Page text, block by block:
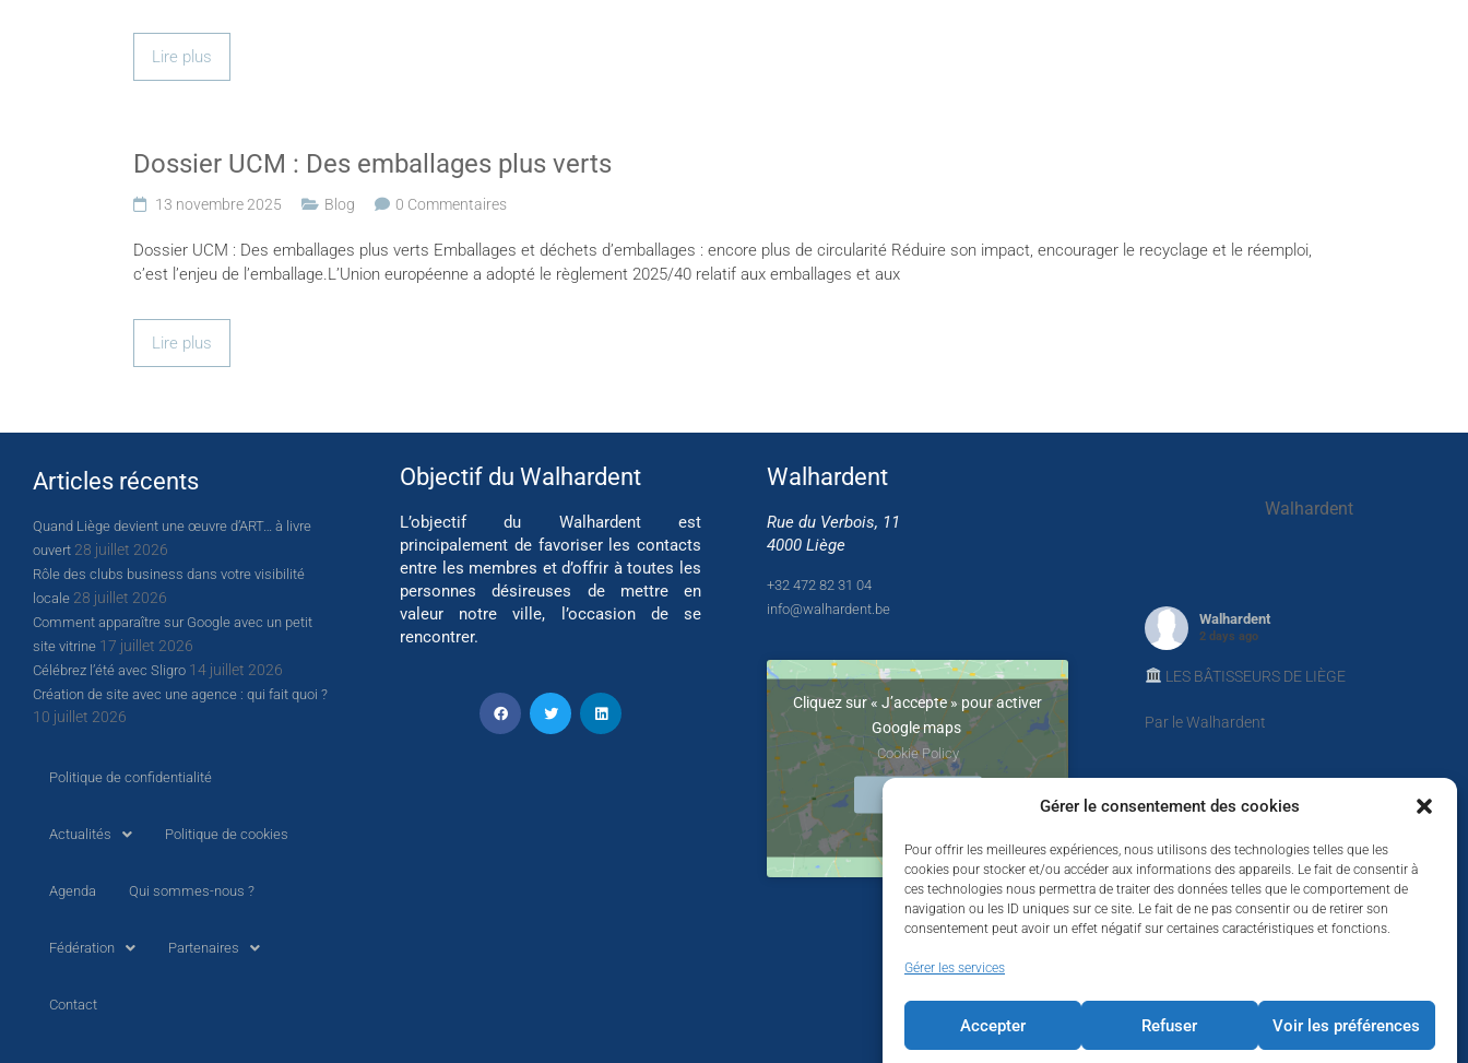
Gérer le consentement des cookies
Pour offrir les meilleures expériences, nous utilisons des technologies telles que les
cookies pour stocker et/ou accéder aux informations des appareils. Le fait de consentir à
ces technologies nous permettra de traiter des données telles que le comportement de
navigation ou les ID uniques sur ce site. Le fait de ne pas consentir ou de retirer son
consentement peut avoir un effet négatif sur certaines caractéristiques et fonctions.
Gérer les services
Accepter Refuser Voir les préférences
Lire plus
Dossier UCM : Des emballages plus verts
13 novembre 2025 Blog 0 Commentaires
Dossier UCM : Des emballages plus verts Emballages et déchets d’emballages : encore plus de circularité Réduire son impact, encourager le recyclage et le réemploi,
c’est l’enjeu de l’emballage.L’Union européenne a adopté le règlement 2025/40 relatif aux emballages et aux
Lire plus
Articles récents
Quand Liège devient une œuvre d’ART… à livre
ouvert 28 juillet 2026
Rôle des clubs business dans votre visibilité
locale 28 juillet 2026
Comment apparaître sur Google avec un petit
site vitrine 17 juillet 2026
Célébrez l’été avec Sligro 14 juillet 2026
Création de site avec une agence : qui fait quoi ?
10 juillet 2026
Politique de confidentialité
Actualités Politique de cookies
Agenda Qui sommes-nous ?
Fédération Partenaires
Contact
Objectif du Walhardent
L’objectif du Walhardent est
principalement de favoriser les contacts
entre les membres et d’offrir à toutes les
personnes désireuses de mettre en
valeur notre ville, l’occasion de se
rencontrer.
Walhardent
Rue du Verbois, 11
4000 Liège
+32 472 82 31 04
info@walhardent.be
Cliquez sur « J’accepte » pour activer
Google maps
Cookie Policy
J’accepte
Walhardent
Walhardent
2 days ago
LES BÂTISSEURS DE LIÈGE
Par le Walhardent
construisent l’avenir de notre province.
Le jeudi 22 octobre 2026, le Walhardent
et son partenaire principal Sligro vous
invitent à une soirée d’exception qui